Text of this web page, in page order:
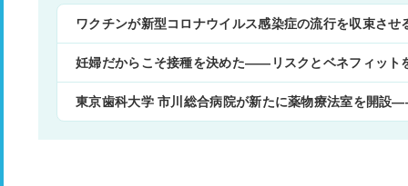
ワクチンが新型コロナウイルス感染症の流行を収束させ
妊婦だからこそ接種を決めた——リスクとベネフィット
東京歯科大学 市川総合病院が新たに薬物療法室を開設